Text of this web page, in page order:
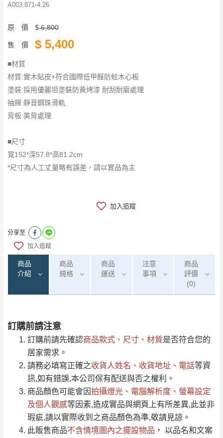
A003.871-4.26
原 價 $6,800
售 價 $ 5,400
■材質
材質:實木貼皮+符合國際低甲醛防蛀木心板
塗裝:採用優麗坦塗裝防黃烤漆 耐刮耐磨處理
抽屜:靜音鋼珠滑軌
背板:美背處理
■尺寸
寬152*深57.8*高81.2cm
*尺寸為人工丈量略有誤差，請以實品為主
加入追蹤
分享至
加入追蹤
商品
介紹
商品
規格
商品
運送
注意
事項
商品
評價
(0)
訂購前請注意
訂購前請先確認商品款式、尺寸、材質是否符合您的
居家需求。
請務必填寫正確之收貨人姓名、收貨地址、電話等資
訊,如有錯誤,本公司保有配送與否之權利。
商品顏色可能會因拍攝燈光、電腦解析度、螢幕設定
及個人觀感等因素,造成實品與網頁上有所差異,此並非
瑕疵,請以實際收到之商品顏色為準,敬請見諒。
此販售商品不含情境圖內之擺設物品 ， 以品名和文案
運 費 說 明
運送地區 運送費用
偏遠地區
（請先線上詢問 LINE
→@dershin ）
桃園 復興鄉
注意事項：
由於品項繁多，網頁無法及時更新，如有需
要購買商品，請於出發前來電或到「官方
Line客服」來信確認商品是否有「現貨」與
「金額」。
若商品價格或庫存有異常，商家有權取消訂
單。部分網路商品恕無法更改原設計或客製，敬請
見諒！
0/5 (0)筆
全部 依評論高至低排列
依評論低至高排列 只顯示附上圖片
只顯示附上評論